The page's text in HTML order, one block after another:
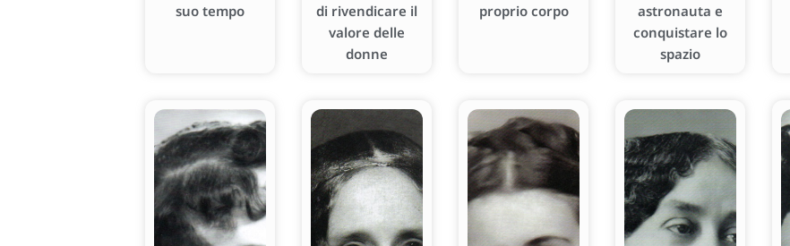
suo tempo
di rivendicare il
valore delle
donne
proprio corpo
astronauta e
conquistare lo
spazio